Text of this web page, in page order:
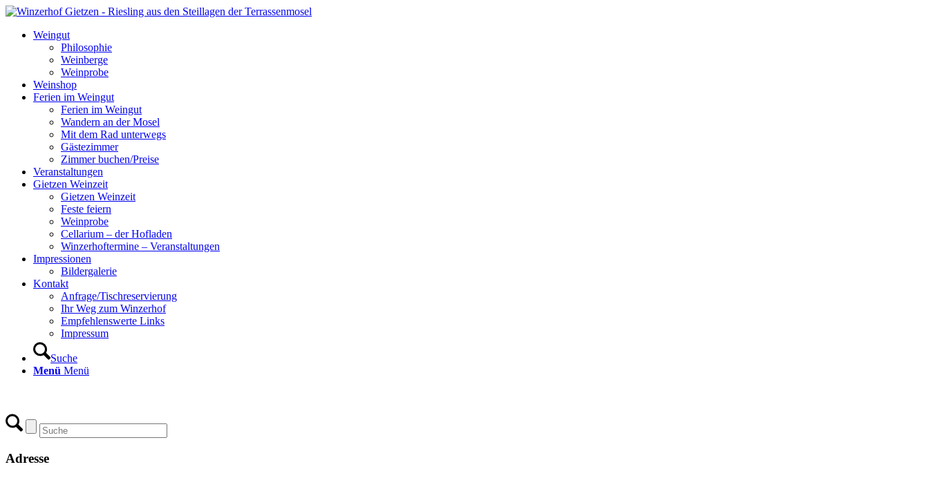
Weingut
Philosophie
Weinberge
Weinprobe
Weinshop
Ferien im Weingut
Ferien im Weingut
Wandern an der Mosel
Mit dem Rad unterwegs
Gästezimmer
Zimmer buchen/Preise
Veranstaltungen
Gietzen Weinzeit
Gietzen Weinzeit
Feste feiern
Weinprobe
Cellarium – der Hofladen
Winzerhoftermine – Veranstaltungen
Impressionen
Bildergalerie
Kontakt
Anfrage/Tischreservierung
Ihr Weg zum Winzerhof
Empfehlenswerte Links
Impressum
Suche
Menü Menü
Adresse